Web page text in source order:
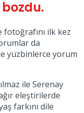
fotoğrafını ilk kez
da
yüzbinlerce yorum
ile Serenay
eleştirilerde
farkını dile